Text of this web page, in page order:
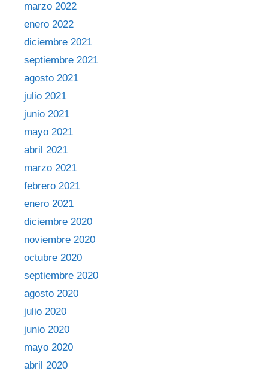
marzo 2022
enero 2022
diciembre 2021
septiembre 2021
agosto 2021
julio 2021
junio 2021
mayo 2021
abril 2021
marzo 2021
febrero 2021
enero 2021
diciembre 2020
noviembre 2020
octubre 2020
septiembre 2020
agosto 2020
julio 2020
junio 2020
mayo 2020
abril 2020